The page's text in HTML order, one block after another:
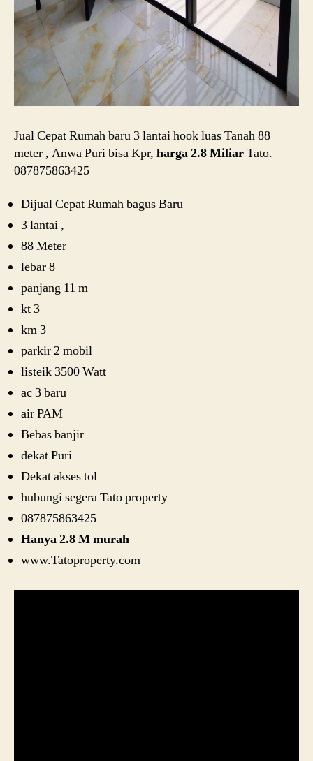
Jual Cepat Rumah baru 3 lantai hook luas Tanah 88
meter , Anwa Puri bisa Kpr, harga 2.8 MiliarTato.
087875863425
Dijual Cepat Rumah bagus Baru
3 lantai ,
88 Meter
lebar 8
panjang 11 m
kt 3
km 3
parkir 2 mobil
listeik 3500 Watt
ac 3 baru
air PAM
Bebas banjir
dekat Puri
Dekat akses tol
hubungi segera Tato property
087875863425
Hanya 2.8 M murah
www.Tatoproperty.com